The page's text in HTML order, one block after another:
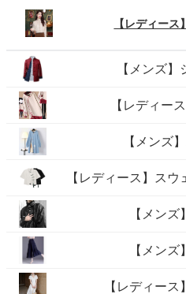
【レディース
【メンズ】
【レディー
【メンズ
【レディース】ス
【メンズ
【メンズ
【レディース